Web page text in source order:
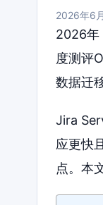
2026年6
2026年
度测评
数据迁
Jira
应更快
点。本